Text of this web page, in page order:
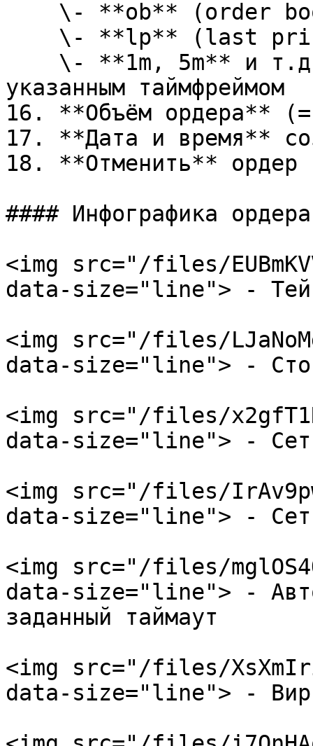
указанным таймфреймом
16. **Объём ордера**
17. **Дата и время**
18. **Отменить** ордер
#### Инфографика
<img src="/files/
data-size="line"> -
<img src="/files/
data-size="line"> -
<img src="/files/
data-size="line"> -
<img src="/files/
data-size="line"> -
<img src="/files/
data-size="line"> -
заданный таймаут
<img src="/files/
data-size="line"> -